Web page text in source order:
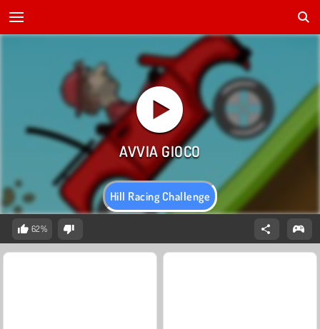
Hill Racing Challenge
62%